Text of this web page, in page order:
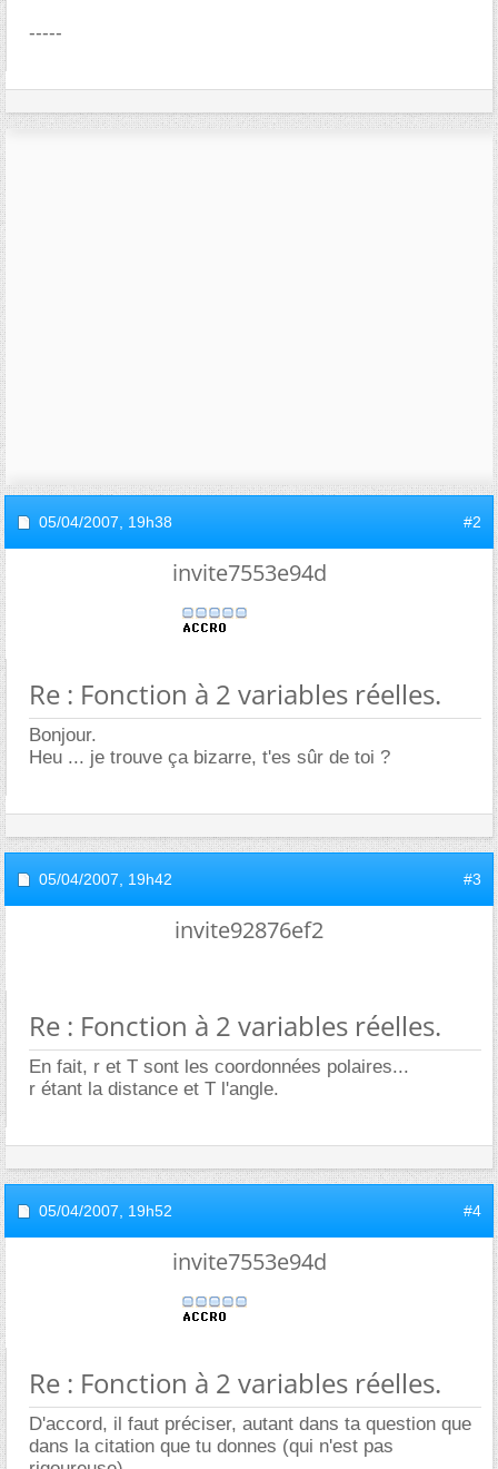
-----
05/04/2007, 19h38 #2
invite7553e94d
Re : Fonction à 2 variables réelles.
Bonjour.
Heu ... je trouve ça bizarre, t'es sûr de toi ?
05/04/2007, 19h42 #3
invite92876ef2
Re : Fonction à 2 variables réelles.
En fait, r et T sont les coordonnées polaires...
r étant la distance et T l'angle.
05/04/2007, 19h52 #4
invite7553e94d
Re : Fonction à 2 variables réelles.
D'accord, il faut préciser, autant dans ta question que
dans la citation que tu donnes (qui n'est pas